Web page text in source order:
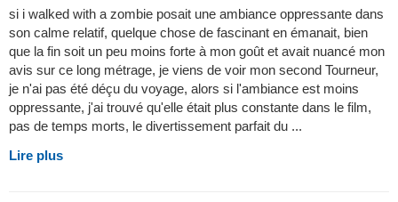
si i walked with a zombie posait une ambiance oppressante dans
son calme relatif, quelque chose de fascinant en émanait, bien
que la fin soit un peu moins forte à mon goût et avait nuancé mon
avis sur ce long métrage, je viens de voir mon second Tourneur,
je n'ai pas été déçu du voyage, alors si l'ambiance est moins
oppressante, j'ai trouvé qu'elle était plus constante dans le film,
pas de temps morts, le divertissement parfait du ...
Lire plus